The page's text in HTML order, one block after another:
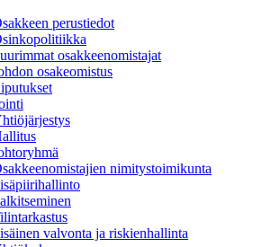
perustiedot
osakkeenomistajat
osakeomistus
nimitystoimikunta
valvonta ja riskienhallinta